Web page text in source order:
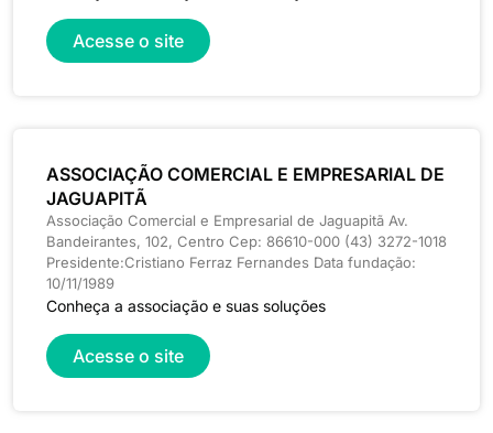
Acesse o site
ASSOCIAÇÃO COMERCIAL E EMPRESARIAL DE
JAGUAPITÃ
Associação Comercial e Empresarial de Jaguapitã Av.
Bandeirantes, 102, Centro Cep: 86610-000 (43) 3272-1018
Presidente:Cristiano Ferraz Fernandes Data fundação:
10/11/1989
Conheça a associação e suas soluções
Acesse o site